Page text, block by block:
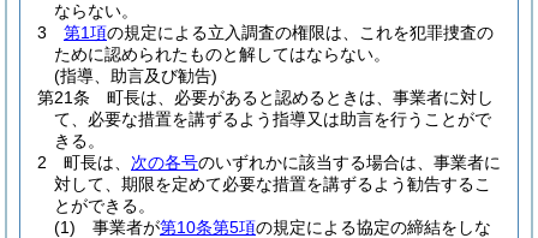
ならない。
3
第1項の規定による立入調査の権限は、これを犯罪捜査の
ために認められたものと解してはならない。
(指導、助言及び勧告)
第21条
町長は、必要があると認めるときは、事業者に対し
て、必要な措置を講ずるよう指導又は助言を行うことがで
きる。
2
町長は、 次の各号のいずれかに該当する場合は、事業者に
対して、期限を定めて必要な措置を講ずるよう勧告するこ
とができる。
(1)
事業者が第10条第5項の規定による協定の締結をしな